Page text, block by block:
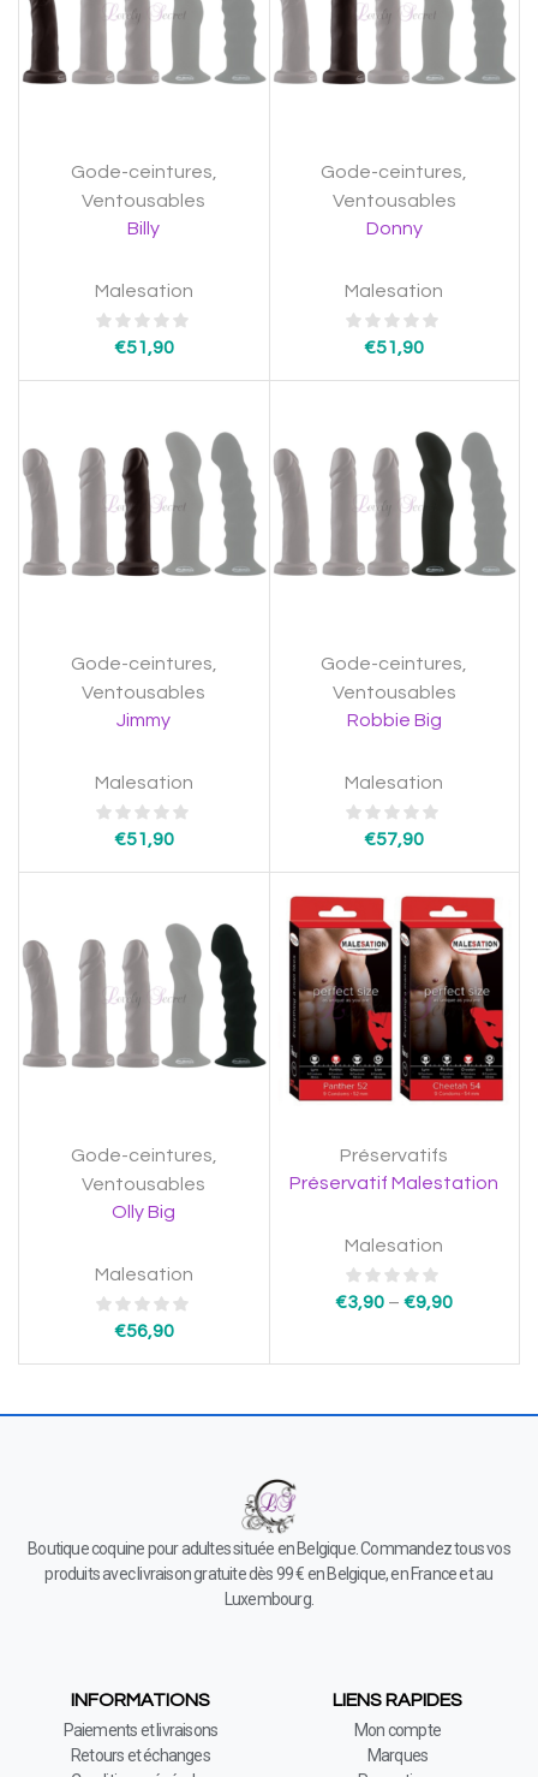
Gode-ceintures,
Ventousables
Billy
Malesation
€51,90
Gode-ceintures,
Ventousables
Donny
Malesation
€51,90
Gode-ceintures,
Ventousables
Jimmy
Malesation
€51,90
Gode-ceintures,
Ventousables
Robbie Big
Malesation
€57,90
Gode-ceintures,
Ventousables
Olly Big
Malesation
€56,90
Préservatifs
Préservatif Malestation
Malesation
€3,90 –€9,90
Boutique coquine pour adultes située en Belgique. Commandez tous vos
produits avec livraison gratuite dès 99 € en Belgique, en France et au
Luxembourg.
INFORMATIONS
Paiements et livraisons
Retours et échanges
LIENS RAPIDES
Mon compte
Marques